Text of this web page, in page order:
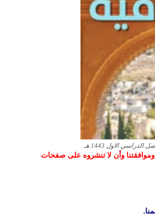
الاول 1443 هـ
وموافقتنا وأن لا تنشروه على صفحات